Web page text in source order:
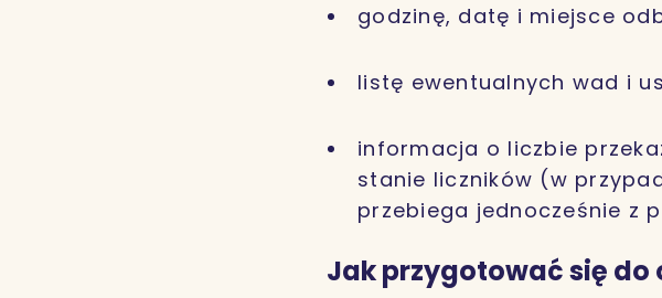
godzinę, datę i miejsce
listę ewentualnych wad i
informacja o liczbie
stanie liczników (w
przebiega jednocześnie z
Jak przygotować się